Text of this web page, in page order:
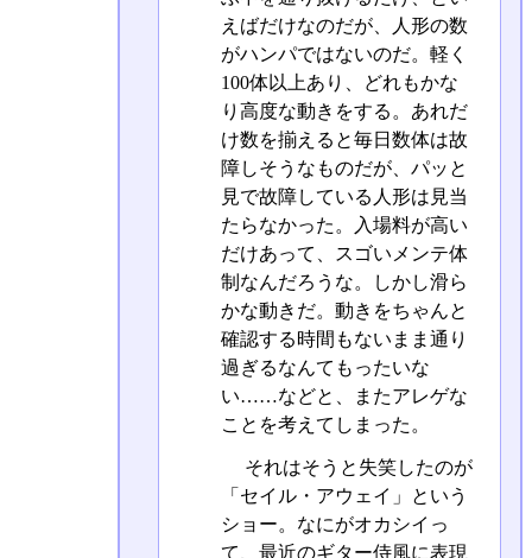
えばだけなのだが、人形の数
がハンパではないのだ。軽く
100体以上あり、どれもかな
り高度な動きをする。あれだ
け数を揃えると毎日数体は故
障しそうなものだが、パッと
見で故障している人形は見当
たらなかった。入場料が高い
だけあって、スゴいメンテ体
制なんだろうな。しかし滑ら
かな動きだ。動きをちゃんと
確認する時間もないまま通り
過ぎるなんてもったいな
い……などと、またアレゲな
ことを考えてしまった。
それはそうと失笑したのが
「セイル・アウェイ」という
ショー。なにがオカシイっ
て、最近のギター侍風に表現